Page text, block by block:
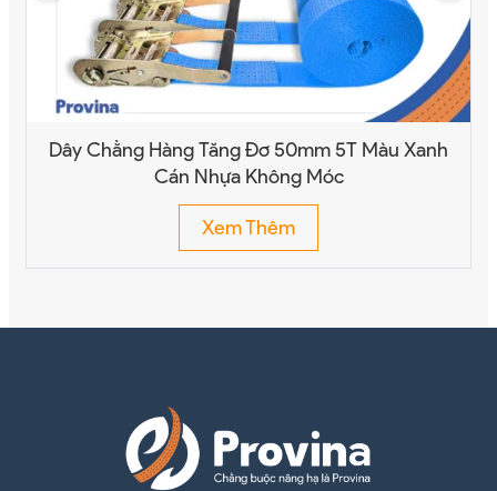
Dây Chằng Hàng Tăng Đơ 50mm 5T Màu Xanh
Cán Nhựa Không Móc
Xem Thêm